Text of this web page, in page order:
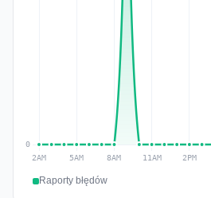
Raporty błędów